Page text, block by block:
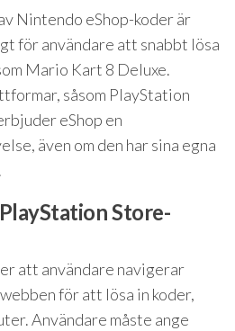
Nintendo eShop-koder är
för användare att snabbt lösa
Mario Kart 8 Deluxe.
såsom PlayStation
eShop en
även om den har sina egna
Store-
att användare navigerar
för att lösa in koder,
Användare måste ange